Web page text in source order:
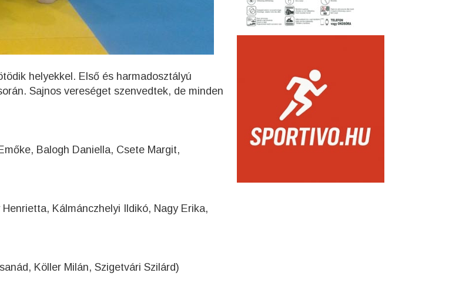
helyekkel. Első és harmadosztályú
Sajnos vereséget szenvedtek, de minden
Balogh Daniella, Csete Margit,
Kálmánczhelyi Ildikó, Nagy Erika,
Köller Milán, Szigetvári Szilárd)